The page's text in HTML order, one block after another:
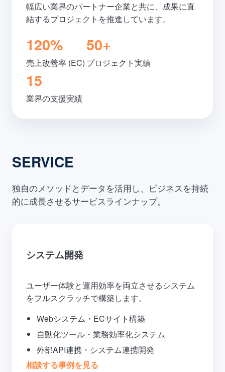
幅広い業界のパートナー企業と共に、成果に直
結するプロジェクトを推進しています。
120%
売上改善率 (EC)
50+
プロジェクト実績
15
業界の支援実績
SERVICE
独自のメソッドとデータを活用し、ビジネスを持続
的に成長させるサービスラインナップ。
システム開発
ユーザー体験と運用効率を両立させるシステム
をフルスクラッチで構築します。
Webシステム・ECサイト構築
自動化ツール・業務効率化システム
外部API連携・システム連携開発
相談する事例を見る